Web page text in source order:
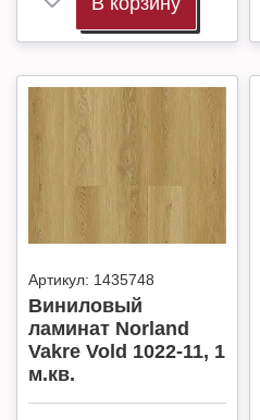
Артикул: 1435748
Виниловый
ламинат Norland
Vakre Vold 1022-11, 1
м.кв.